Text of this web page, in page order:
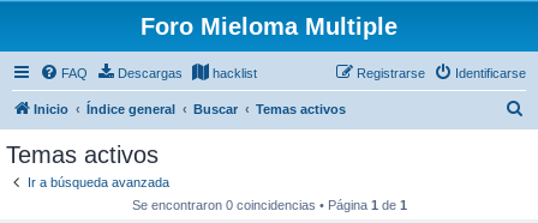
Foro Mieloma Multiple
FAQ Descargas hacklist Identificarse
Registrarse
Inicio Índice general Buscar Temas activos
Temas activos
Ir a búsqueda avanzada
Se encontraron 0 coincidencias • Página 1 de 1